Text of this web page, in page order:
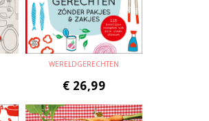
WERELDGERECHTEN
€ 26,99